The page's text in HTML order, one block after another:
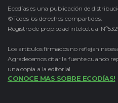
Ecodías es una publicación de
©Todos los derechos compartidos.
Registro de propiedad intelectual
Los artículos firmados no reflejan
Agradecemos citar la fuente cuando
una copia a la editorial.
CONOCE MAS SOBRE ECODÍAS!